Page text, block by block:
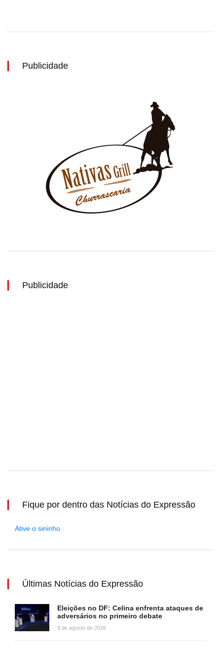
Publicidade
Publicidade
Fique por dentro das Notícias do Expressão
Ative o sininho
Últimas Notícias do Expressão
Eleições no DF: Celina enfrenta ataques de
adversários no primeiro debate
9 de agosto de 2026